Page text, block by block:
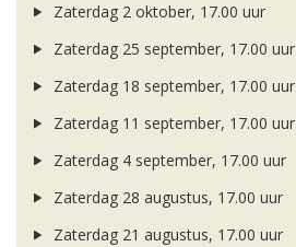
Zaterdag 2 oktober, 17.00 uur
Zaterdag 25 september, 17.00 uur
Zaterdag 18 september, 17.00 uur
Zaterdag 11 september, 17.00 uur
Zaterdag 4 september, 17.00 uur
Zaterdag 28 augustus, 17.00 uur
Zaterdag 21 augustus, 17.00 uur